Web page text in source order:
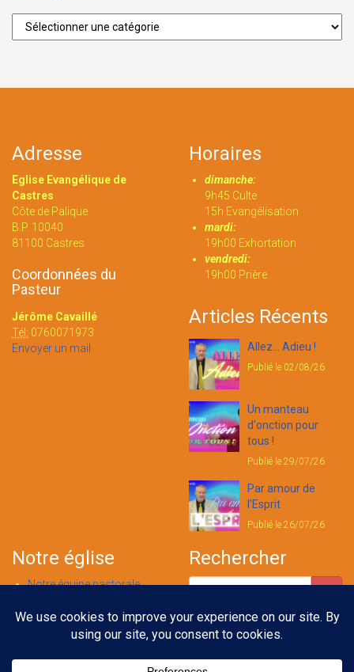
Catégories
Adresse
Eglise Evangélique de
Castres
Côte de Palique
B.P. 10040
81100 Castres
Coordonnées du
Pasteur
Jérôme Cavaillé
Tél: 0760071973
Envoyer un mail
Horaires
dimanche:
9h45 Culte
15h Evangélisation
mardi:
19h00 Exhortation
vendredi:
19h00 Prière
Articles Récents
Allez... Adieu !
Publié le 02/08/26
Un manteau
d'onction pour
tous !
Publié le 29/07/26
Par amour de
l'Esprit
Publié le 26/07/26
Notre église
Notre équipe pastorale
Notre foi
Rechercher